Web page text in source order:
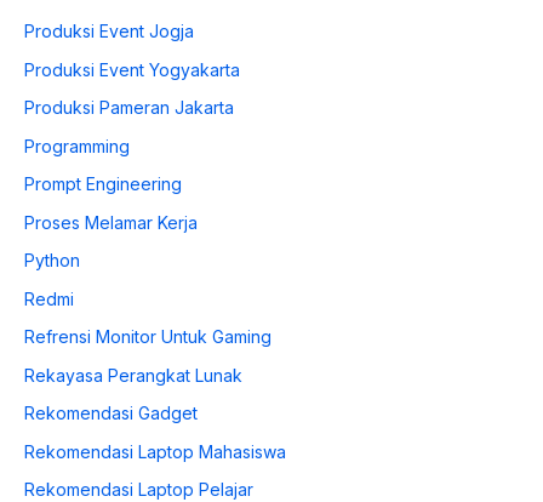
Produksi Event Jogja
Produksi Event Yogyakarta
Produksi Pameran Jakarta
Programming
Prompt Engineering
Proses Melamar Kerja
Python
Redmi
Refrensi Monitor Untuk Gaming
Rekayasa Perangkat Lunak
Rekomendasi Gadget
Rekomendasi Laptop Mahasiswa
Rekomendasi Laptop Pelajar